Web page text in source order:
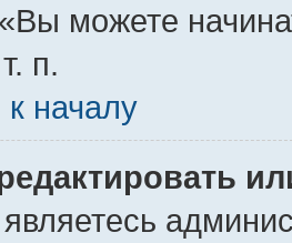
можете
п.
началу